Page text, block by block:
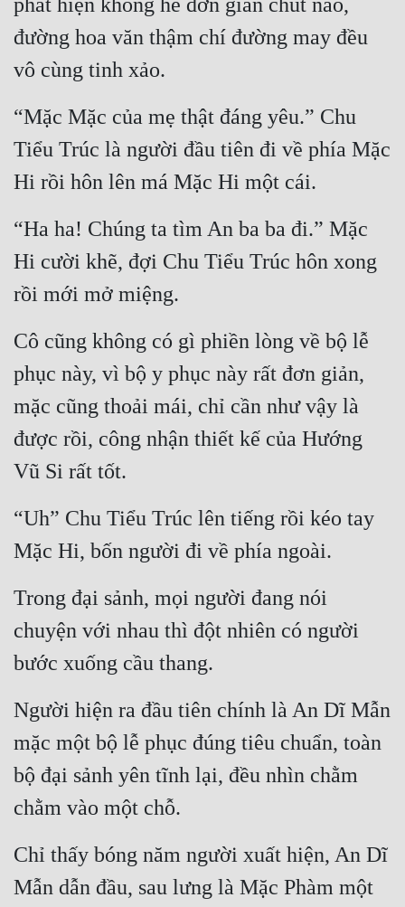
Đô Thị
Đông Phương
Đông Phương Huyền Huyễn
Đồng Nhân
Cẩu Đạo Trường Sinh
Ngự Thú
Truyện Nam
Truyện Nữ
Vô Địch Lưu
Xây Dựng Thế Lực
Đam Mỹ
Đẹp
Đẹp Hiệp
Tính Cách Nhân Vật :
Cơ Trí
Sát Phạt Quyết Đoán
Vô Sỉ
Điềm Đạm
phát hiện không hề đơn giản chút nào,
đường hoa văn thậm chí đường may đều
vô cùng tinh xảo.
“Mặc Mặc của mẹ thật đáng yêu.” Chu
Tiểu Trúc là người đầu tiên đi về phía Mặc
Hi rồi hôn lên má Mặc Hi một cái.
“Ha ha! Chúng ta tìm An ba ba đi.” Mặc
Hi cười khẽ, đợi Chu Tiểu Trúc hôn xong
rồi mới mở miệng.
Cô cũng không có gì phiền lòng về bộ lễ
phục này, vì bộ y phục này rất đơn giản,
mặc cũng thoải mái, chỉ cần như vậy là
được rồi, công nhận thiết kế của Hướng
Vũ Si rất tốt.
“Uh” Chu Tiểu Trúc lên tiếng rồi kéo tay
Mặc Hi, bốn người đi về phía ngoài.
Trong đại sảnh, mọi người đang nói
chuyện với nhau thì đột nhiên có người
bước xuống cầu thang.
Người hiện ra đầu tiên chính là An Dĩ Mẫn
mặc một bộ lễ phục đúng tiêu chuẩn, toàn
bộ đại sảnh yên tĩnh lại, đều nhìn chằm
chằm vào một chỗ.
Chỉ thấy bóng năm người xuất hiện, An Dĩ
Mẫn dẫn đầu, sau lưng là Mặc Phàm một